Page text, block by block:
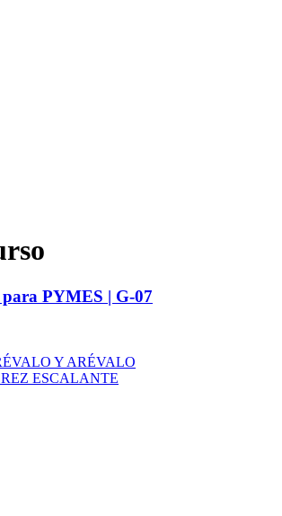
PYMES | G-07
Y ARÉVALO
ESCALANTE